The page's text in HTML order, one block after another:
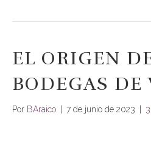
EL ORIGEN
BODEGAS DE
Por BAraico 7 de junio de 2023 3